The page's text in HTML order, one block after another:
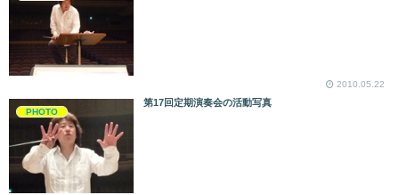
2010.05.22
PHOTO
第17回定期演奏会の活動写真